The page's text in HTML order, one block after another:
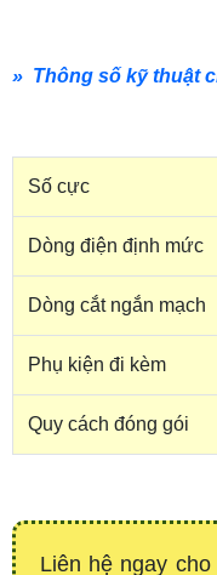
» Thông số kỹ thuật
Số cực
Dòng điện định mức
Dòng cắt ngắn mạch
Phụ kiện đi kèm
Quy cách đóng gói
Liên hệ ngay cho